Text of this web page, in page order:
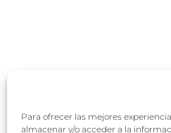
Para ofrecer las mejores
almacenar y/o acceder a la